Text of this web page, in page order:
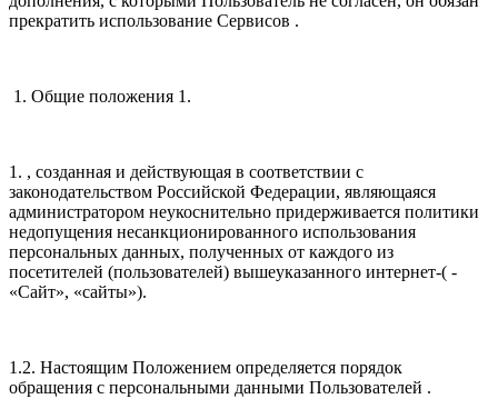
прекратить использование Сервисов .
1. Общие положения 1.
1. , созданная и действующая в соответствии с
законодательством Российской Федерации, являющаяся
администратором неукоснительно придерживается политики
недопущения несанкционированного использования
персональных данных, полученных от каждого из
посетителей (пользователей) вышеуказанного интернет-( -
«Сайт», «сайты»).
1.2. Настоящим Положением определяется порядок
обращения с персональными данными Пользователей .